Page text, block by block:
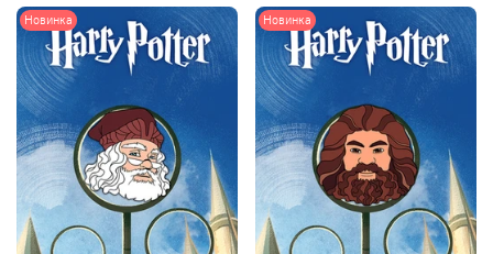
Новинка Новинка